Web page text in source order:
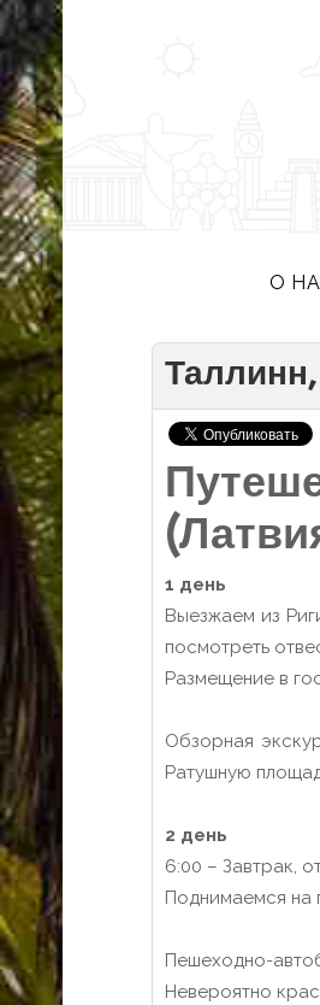
О
1 день
Выезжаем из
посмотреть
Размещение в
Обзорная
Ратушную
2 день
6:00 – Завтрак,
Поднимаемся на
Пешеходно-
Невероятно